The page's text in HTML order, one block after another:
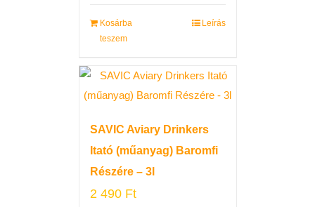
Kosárba
teszem
Leírás
SAVIC Aviary Drinkers
Itató (műanyag) Baromfi
Részére – 3l
2 490 Ft